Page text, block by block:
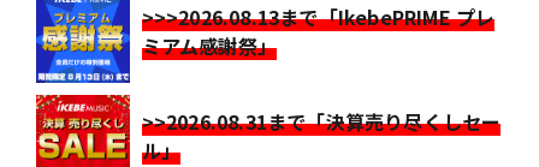
>>>2026.08.13まで「IkebePRIME プレ
ミアム感謝祭」
>>2026.08.31まで「決算売り尽くしセー
ル」